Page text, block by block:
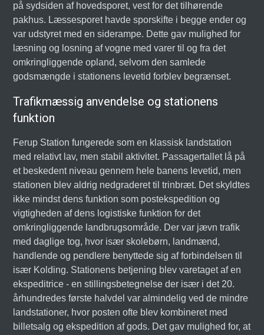
på sydsiden af hovedsporet, vest for det tilhørende
pakhus. Læssesporet havde sporskifte i begge ender og
var udstyret med en siderampe. Dette gav mulighed for
læsning og losning af vogne med varer til og fra det
omkringliggende opland, selvom den samlede
godsmængde i stationens levetid forblev begrænset.
Trafikmæssig anvendelse og stationens
funktion
Ferup Station fungerede som en klassisk landstation
med relativt lav, men stabil aktivitet. Passagertallet lå på
et beskedent niveau gennem hele banens levetid, men
stationen blev aldrig nedgraderet til trinbræt. Det skyldtes
ikke mindst dens funktion som postekspedition og
vigtigheden af dens logistiske funktion for det
omkringliggende landbrugsområde. Der var jævn trafik
med daglige tog, hvor især skolebørn, landmænd,
handlende og pendlere benyttede sig af forbindelsen til
især Kolding. Stationens betjening blev varetaget af en
ekspeditrice - en stillingsbetegnelse der især i det 20.
århundredes første halvdel var almindelig ved de mindre
landstationer, hvor posten ofte blev kombineret med
billetsalg og ekspedition af gods. Det gav mulighed for, at